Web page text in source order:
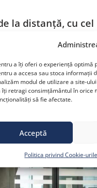
a îți oferi o experiență optimă
a accesa sau stoca informații
modul de utilizare a site-
îți retragi consimțământul în orice
să fie afectate.
Acceptă
Politica privind Cookie-urile
la distanță, cu
regulă în majoritatea
și elegante, cum sunt